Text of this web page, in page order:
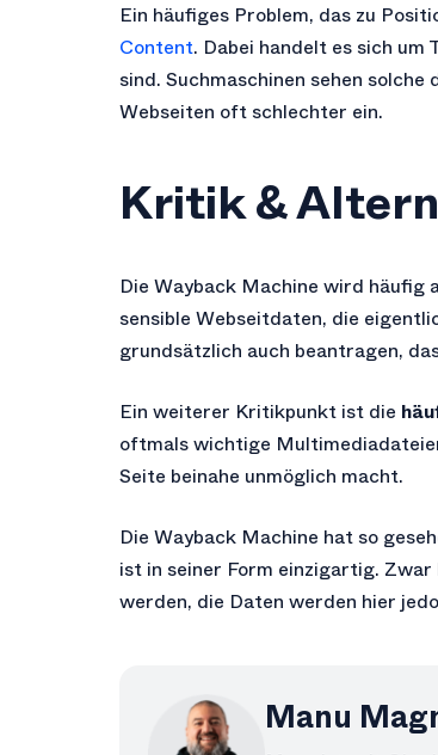
Ein häufiges Problem, das zu
Content. Dabei handelt es sich
sind. Suchmaschinen sehen
Webseiten oft schlechter ein.
Kritik &
Die Wayback Machine wird häufig
sensible Webseitdaten, die
grundsätzlich auch beantragen,
Ein weiterer Kritikpunkt ist die
oftmals wichtige
Seite beinahe unmöglich macht.
Die Wayback Machine hat so
ist in seiner Form einzigartig.
werden, die Daten werden hier
Manu